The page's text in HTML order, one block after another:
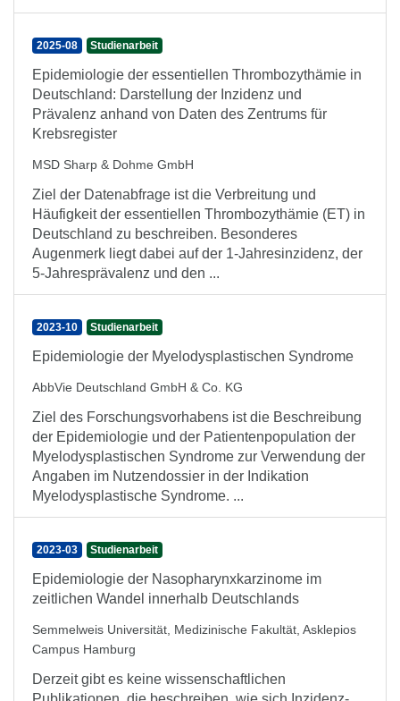
2025-08 Studienarbeit
Epidemiologie der essentiellen Thrombozythämie in
Deutschland: Darstellung der Inzidenz und
Prävalenz anhand von Daten des Zentrums für
Krebsregister
MSD Sharp & Dohme GmbH
Ziel der Datenabfrage ist die Verbreitung und
Häufigkeit der essentiellen Thrombozythämie (ET) in
Deutschland zu beschreiben. Besonderes
Augenmerk liegt dabei auf der 1-Jahresinzidenz, der
5-Jahresprävalenz und den ...
2023-10 Studienarbeit
Epidemiologie der Myelodysplastischen Syndrome
AbbVie Deutschland GmbH & Co. KG
Ziel des Forschungsvorhabens ist die Beschreibung
der Epidemiologie und der Patientenpopulation der
Myelodysplastischen Syndrome zur Verwendung der
Angaben im Nutzendossier in der Indikation
Myelodysplastische Syndrome. ...
2023-03 Studienarbeit
Epidemiologie der Nasopharynxkarzinome im
zeitlichen Wandel innerhalb Deutschlands
Semmelweis Universität, Medizinische Fakultät, Asklepios
Campus Hamburg
Derzeit gibt es keine wissenschaftlichen